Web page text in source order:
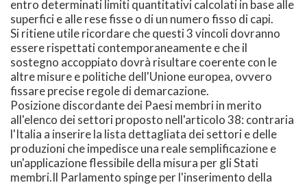
entro determinati limiti quantitativi calcolati in base alle
superfici e alle rese fisse o di un numero fisso di capi.
Si ritiene utile ricordare che questi 3 vincoli dovranno
essere rispettati contemporaneamente e che il
sostegno accoppiato dovrà risultare coerente con le
altre misure e politiche dell'Unione europea, ovvero
fissare precise regole di demarcazione.
Posizione discordante dei Paesi membri in merito
all'elenco dei settori proposto nell'articolo 38: contraria
l'Italia a inserire la lista dettagliata dei settori e delle
produzioni che impedisce una reale semplificazione e
un'applicazione flessibile della misura per gli Stati
membri.Il Parlamento spinge per l'inserimento della